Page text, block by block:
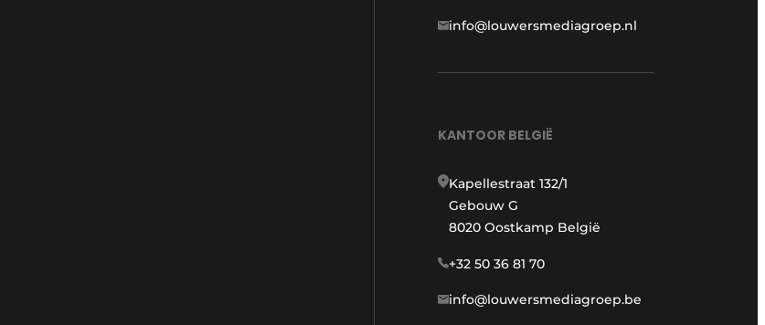
info@louwersmediagroep.nl
KANTOOR BELGIË
Kapellestraat 132/1
Gebouw G
8020 Oostkamp België
+32 50 36 81 70
info@louwersmediagroep.be